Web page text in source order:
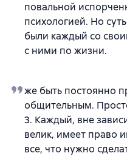
повальной
психологией. Но
были каждый со
с ними по жизни.
же быть постоянно
общительным.
3. Каждый, вне
велик, имеет право
все, что нужно